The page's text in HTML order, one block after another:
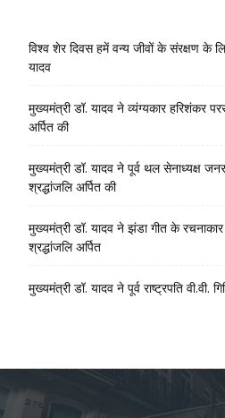
विश्व शेर दिवस हमें वन्य जीवों के संरक्षण के
यादव
मुख्यमंत्री डॉ. यादव ने व्यंग्यकार हरिशंकर
अर्पित की
मुख्यमंत्री डॉ. यादव ने पूर्व थल सेनाध्यक्ष
श्रद्धांजलि अर्पित की
मुख्यमंत्री डॉ. यादव ने झंडा गीत के
श्रद्धांजलि अर्पित
मुख्यमंत्री डॉ. यादव ने पूर्व राष्ट्रपति वी.वी.